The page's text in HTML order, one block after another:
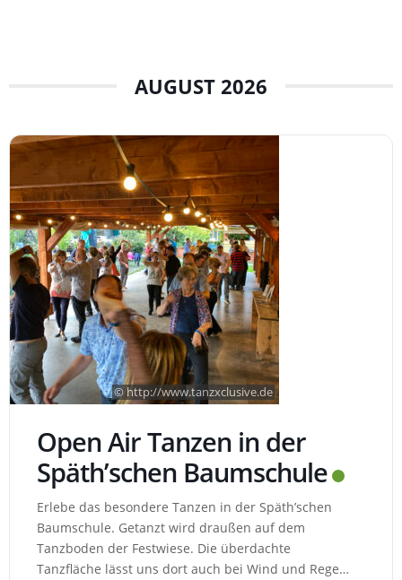
AUGUST 2026
© http://www.tanzxclusive.de
Open Air Tanzen in der
Späth’schen Baumschule
Erlebe das besondere Tanzen in der Späth’schen
Baumschule. Getanzt wird draußen auf dem
Tanzboden der Festwiese. Die überdachte
Tanzfläche lässt uns dort auch bei Wind und Regen